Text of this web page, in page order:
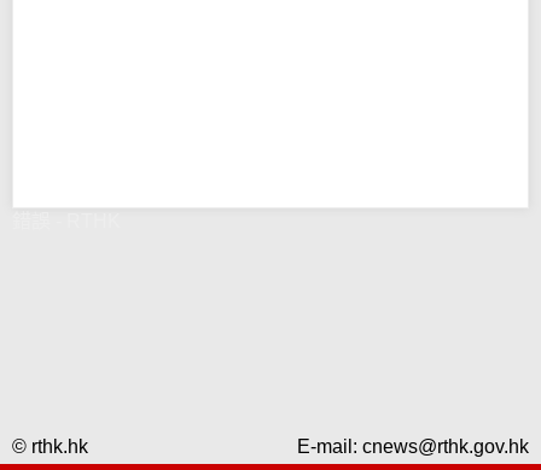
© rthk.hk E-mail: cnews@rthk.gov.hk